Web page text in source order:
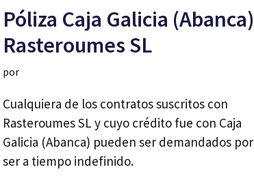
Póliza Caja Galicia (Abanca)
Rasteroumes SL
por
Cualquiera de los contratos suscritos con
Rasteroumes SL y cuyo crédito fue con Caja
Galicia (Abanca) pueden ser demandados por
ser a tiempo indefinido.